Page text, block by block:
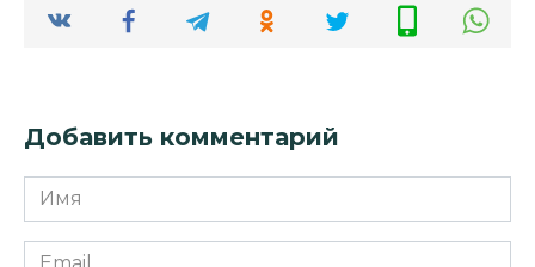
Добавить комментарий
Имя
*
Email